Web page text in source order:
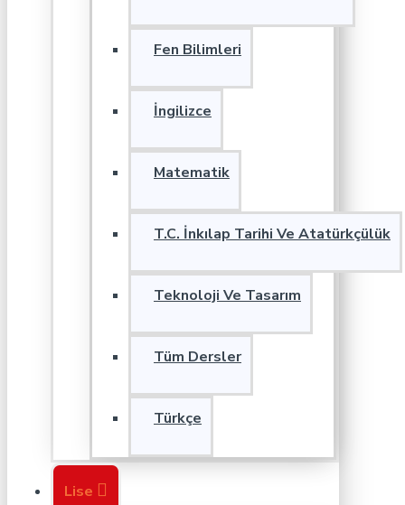
Fen Bilimleri
İngilizce
Matematik
T.C. İnkılap Tarihi Ve Atatürkçülük
Teknoloji Ve Tasarım
Tüm Dersler
Türkçe
Lise